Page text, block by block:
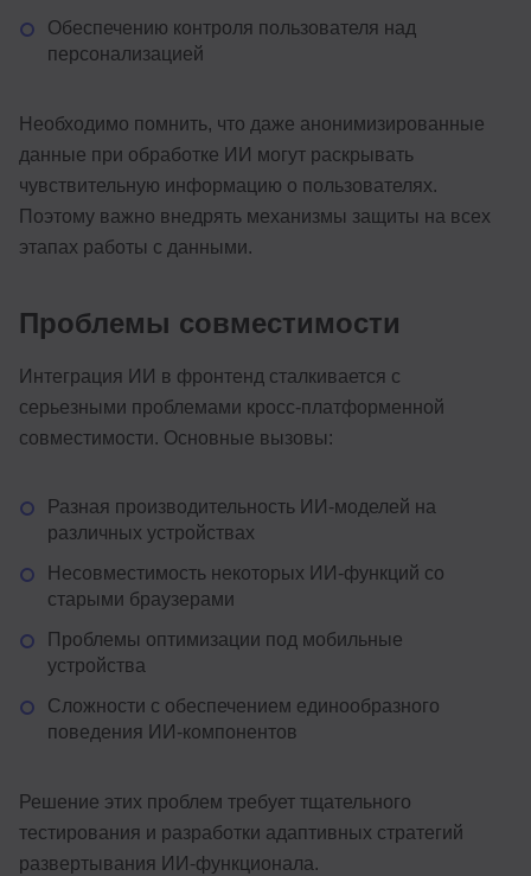
Обеспечению контроля пользователя над
персонализацией
Необходимо помнить, что даже анонимизированные
данные при обработке ИИ могут раскрывать
чувствительную информацию о пользователях.
Поэтому важно внедрять механизмы защиты на всех
этапах работы с данными.
Проблемы совместимости
Интеграция ИИ в фронтенд сталкивается с
серьезными проблемами кросс-платформенной
совместимости. Основные вызовы:
Разная производительность ИИ-моделей на
различных устройствах
Несовместимость некоторых ИИ-функций со
старыми браузерами
Проблемы оптимизации под мобильные
устройства
Сложности с обеспечением единообразного
поведения ИИ-компонентов
Решение этих проблем требует тщательного
тестирования и разработки адаптивных стратегий
развертывания ИИ-функционала.